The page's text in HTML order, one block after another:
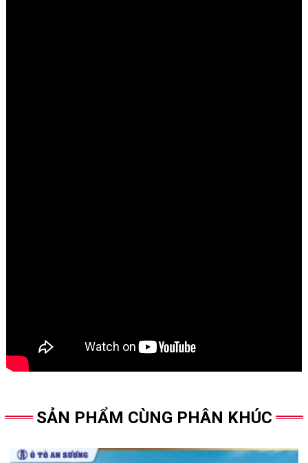
SẢN PHẨM CÙNG PHÂN KHÚC